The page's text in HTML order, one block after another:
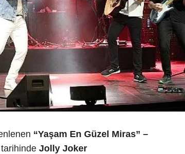
“Yaşam En Güzel Miras” –
Jolly Joker